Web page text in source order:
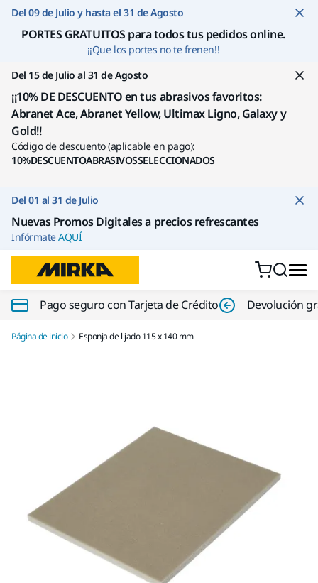
Ir a contenido
Del 09 de Julio y hasta el 31 de Agosto
PORTES GRATUITOS para todos tus pedidos online.
¡¡Que los portes no te frenen!!
Del 15 de Julio al 31 de Agosto
¡¡10% DE DESCUENTO en tus abrasivos favoritos:
Abranet Ace, Abranet Yellow, Ultimax Ligno, Galaxy y
Gold!!
Código de descuento (aplicable en pago):
10%DESCUENTOABRASIVOSSELECCIONADOS
Del 01 al 31 de Julio
Nuevas Promos Digitales a precios refrescantes
InfórmateAQUÍ
Pago seguro con Tarjeta de Crédito Devolución
Página de inicio Esponja de lijado 115 x 140 mm